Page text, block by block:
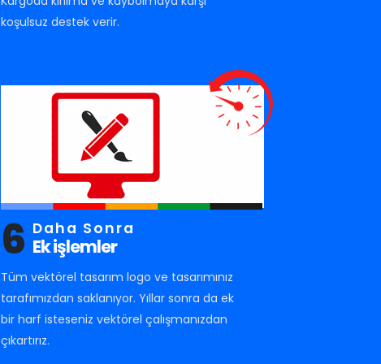
koşulsuz destek verir.
6 Daha Sonra
Ek işlemler
Tüm vektörel tasarım logo ve tasarımınız
tarafımızdan saklanıyor. Yıllar sonra da ek
bir harf isteseniz vektörel çalışmanızdan
çıkartırız.